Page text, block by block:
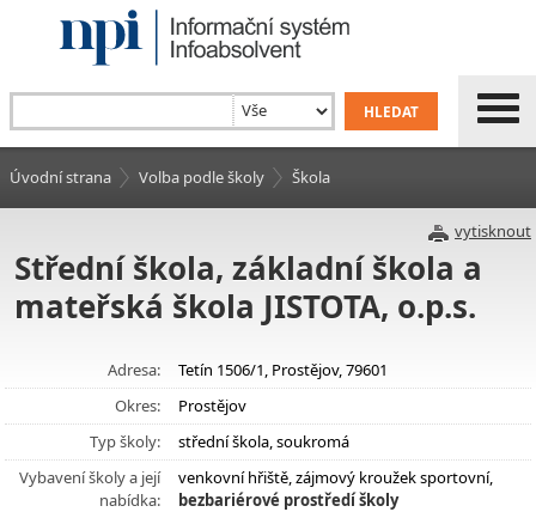
Úvodní strana Volba podle školy Škola
vytisknout
Střední škola, základní škola a
mateřská škola JISTOTA, o.p.s.
Adresa:
Tetín 1506/1, Prostějov, 79601
Okres:
Prostějov
Typ školy:
střední škola, soukromá
Vybavení školy a její
nabídka:
venkovní hřiště, zájmový kroužek sportovní,
bezbariérové prostředí školy